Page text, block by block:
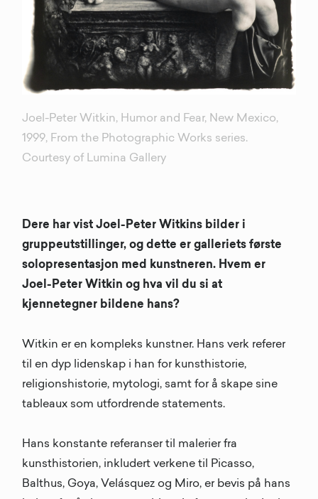
Joel-Peter Witkin, Humor and Fear, New Mexico,
1999, From the Photographic Works series.
Courtesy of Lumina Gallery
Dere har vist Joel-Peter Witkins bilder i
gruppeutstillinger, og dette er galleriets første
solopresentasjon med kunstneren. Hvem er
Joel-Peter Witkin og hva vil du si at
kjennetegner bildene hans?
Witkin er en kompleks kunstner. Hans verk referer
til en dyp lidenskap i han for kunsthistorie,
religionshistorie, mytologi, samt for å skape sine
tableaux som utfordrende statements.
Hans konstante referanser til malerier fra
kunsthistorien, inkludert verkene til Picasso,
Balthus, Goya, Velásquez og Miro, er bevis på hans